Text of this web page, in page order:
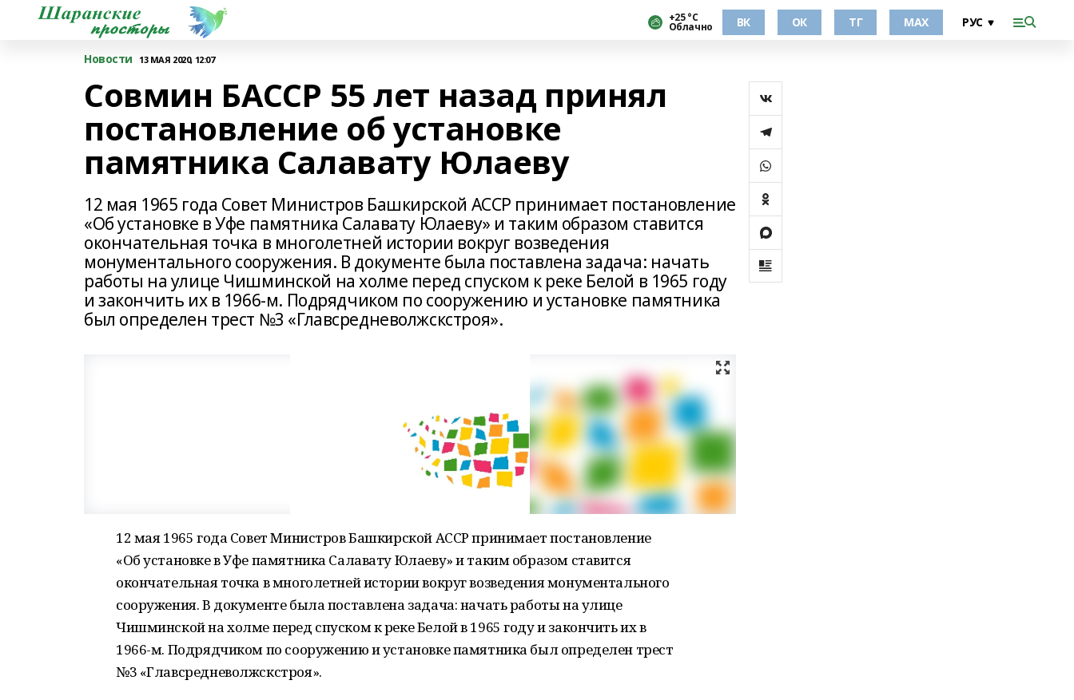
+25 °С
Облачно ВК ОК ТГ МАХ
Новости 13 МАЯ 2020, 12:07
Совмин БАССР 55 лет назад принял
постановление об установке
памятника Салавату Юлаеву
12 мая 1965 года Совет Министров Башкирской АССР принимает постановление
«Об установке в Уфе памятника Салавату Юлаеву» и таким образом ставится
окончательная точка в многолетней истории вокруг возведения
монументального сооружения. В документе была поставлена задача: начать
работы на улице Чишминской на холме перед спуском к реке Белой в 1965 году
и закончить их в 1966-м. Подрядчиком по сооружению и установке памятника
был определен трест №3 «Главсредневолжскстроя».
12 мая 1965 года Совет Министров Башкирской АССР принимает постановление
«Об установке в Уфе памятника Салавату Юлаеву» и таким образом ставится
окончательная точка в многолетней истории вокруг возведения монументального
сооружения. В документе была поставлена задача: начать работы на улице
Чишминской на холме перед спуском к реке Белой в 1965 году и закончить их в
1966-м. Подрядчиком по сооружению и установке памятника был определен трест
№3 «Главсредневолжскстроя».